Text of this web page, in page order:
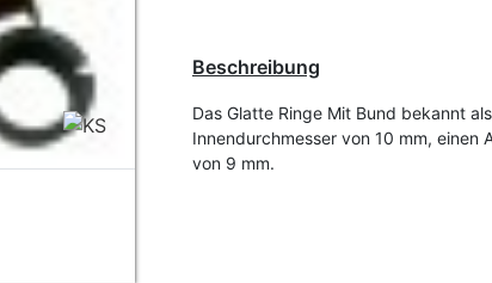
Beschreibung
Das Glatte Ringe Mit Bund bekannt
Innendurchmesser von 10 mm, einen
von 9 mm.